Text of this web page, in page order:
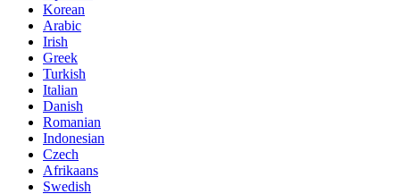
Korean
Arabic
Irish
Greek
Turkish
Italian
Danish
Romanian
Indonesian
Czech
Afrikaans
Swedish